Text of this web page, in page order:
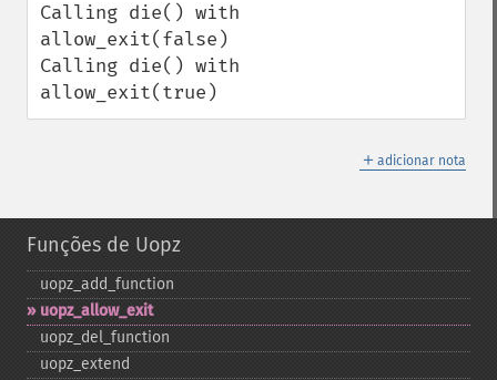
Calling die() with
allow_exit(false)
Calling die() with
allow_exit(true)
＋ adicionar nota
Funções de Uopz
uopz_​add_​function
uopz_​allow_​exit
uopz_​del_​function
uopz_​extend